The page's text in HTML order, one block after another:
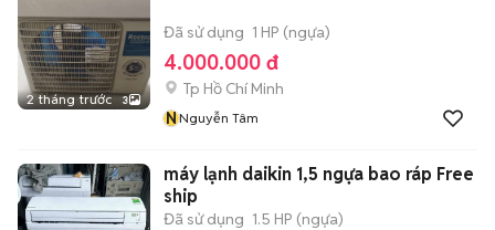
2 tháng trước 3
Đã sử dụng 1 HP (ngựa)
4.000.000 đ
Tp Hồ Chí Minh
NNguyễn Tâm
máy lạnh daikin 1,5 ngựa bao ráp Free
ship
Đã sử dụng 1.5 HP (ngựa)